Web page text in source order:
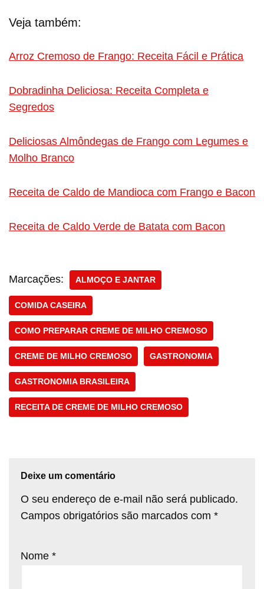
Veja também:
Arroz Cremoso de Frango: Receita Fácil e Prática
Dobradinha Deliciosa: Receita Completa e
Segredos
Deliciosas Almôndegas de Frango com Legumes e
Molho Branco
Receita de Caldo de Mandioca com Frango e Bacon
Receita de Caldo Verde de Batata com Bacon
Marcações: ALMOÇO E JANTAR
COMIDA CASEIRA
COMO PREPARAR CREME DE MILHO CREMOSO
CREME DE MILHO CREMOSO GASTRONOMIA
GASTRONOMIA BRASILEIRA
RECEITA DE CREME DE MILHO CREMOSO
Deixe um comentário
O seu endereço de e-mail não será publicado.
Campos obrigatórios são marcados com *
Nome *